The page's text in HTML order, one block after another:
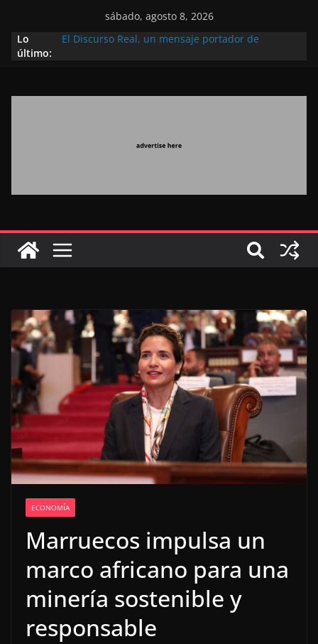
sábado, agosto 8, 2026
Lo
último:
El Discurso Real, un mensaje portador de
Extranjero: al servicio de los grandes proyectos de
Marruecos gracias a una visión estratégica
destinada a consolidar la posición de Marruecos
en una economía mundial competitiva (politólogo
marroquí-estadounidense)
ECONOMÍA
Marruecos impulsa un
marco africano para una
minería sostenible y
responsable